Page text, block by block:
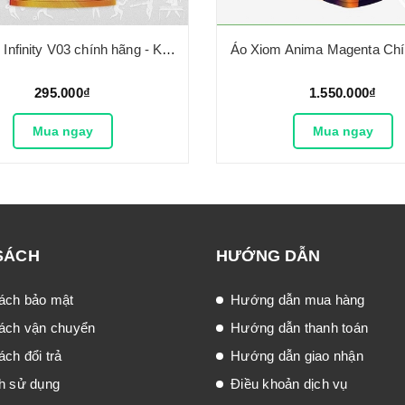
Áo Vloop Infinity V03 chính hãng - Không cổ
295.000₫
Mua ngay
Áo Xiom Anima Magenta
1.550.000₫
Mua ngay
bảo mật
vận chuyển
đổi trả
sử dụng
HƯỚNG DẪN
Hướng dẫn mua hàng
Hướng dẫn thanh toán
Hướng dẫn giao nhận
Điều khoản dịch vụ